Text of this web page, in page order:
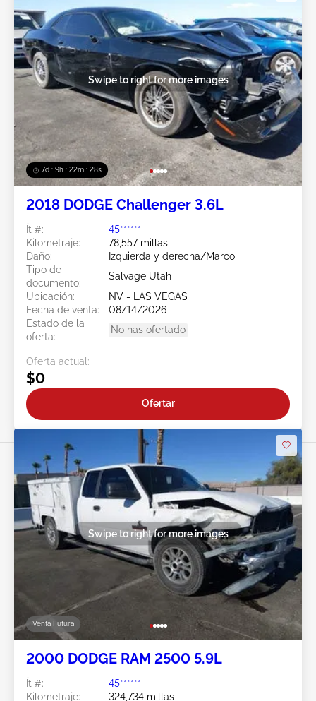
7d : 9h : 22m : 25s
Swipe to right for more images
2018 DODGE Challenger 3.6L
Ít #:
45******
Kilometraje:
78,557 millas
Daño:
Izquierda y derecha/Marco
Tipo de
documento:
Salvage Utah
Ubicación:
NV - LAS VEGAS
Fecha de venta:
08/14/2026
Estado de la
oferta:
No has ofertado
Oferta actual:
$0
Ofertar
Venta Futura
Swipe to right for more images
2000 DODGE RAM 2500 5.9L
Ít #:
45******
Kilometraje:
324,734 millas